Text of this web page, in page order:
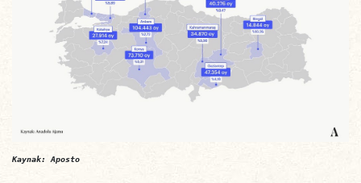
Kaynak: Aposto